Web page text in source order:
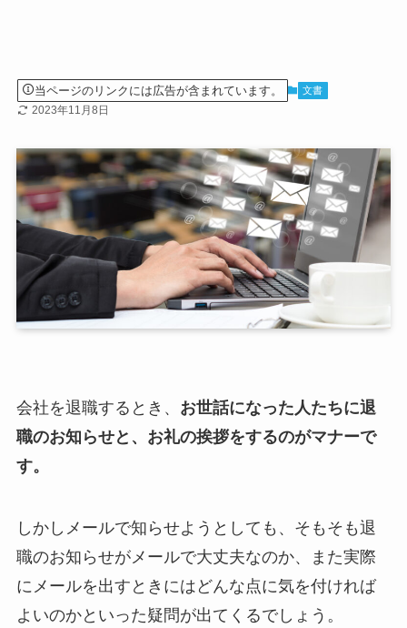
当ページのリンクには広告が含まれています。 文書
2023年11月8日
会社を退職するとき、 お世話になった人たちに退
職のお知らせと、お礼の挨拶をするのがマナーで
す。
しかしメールで知らせようとしても、そもそも退
職のお知らせがメールで大丈夫なのか、また実際
にメールを出すときにはどんな点に気を付ければ
よいのかといった疑問が出てくるでしょう。